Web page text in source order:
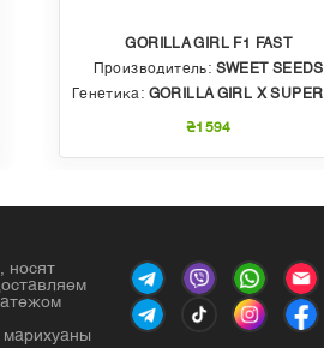
GORILLA GIRL F1 FAST
Производитель: SWEET SEEDS
Генетика: GORILLA GIRL X SUPER STRONG X SWEET GELATO AUTO
₴1594
носят
марихуаны